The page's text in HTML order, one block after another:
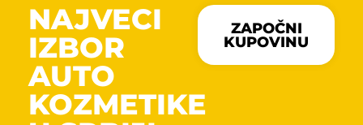
NAJVECI
IZBOR
AUTO
KOZMETIKE
ZAPOČNI
KUPOVINU